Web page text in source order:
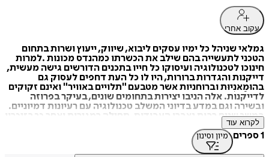
עקוב אחרי
גמלאי שניהל כל ימיו עסקים ליבוא, שיווק, ייעוץ ושרות בתחום
הטכני לתעשייה בהם שילב את הכשרתו כמהנדס מכונות .למרות
חינוכו לטכנולוגיה ועיסוקו כל חייו בתכנים הדורשים גישה מעשית,
דייקנות והגדרות ברורות, היו לו כל העת דחפים לעסוק גם
בהוּמַאנִיוּת וברוחניות אשר מטבעם "תלויים באוויר" ואינם זקוקים
לדייקנות. אלה הניבו יצירות בתחומים שונים, בעיקר בפרוזה
ובשירה וגם במדע בדיוני המשלב טכנולוגיה עם רעיונות דמיוניים.
במשך שנים רבות נצברו העבודות, תחילה במגירות ואחר כך בזיכרון
המחשב. כמה מהיצירות ראו אור ועתה מתמסר לתהליך פרסום
היתר.
לקרוא עוד
1 ספרים מיון וסינון